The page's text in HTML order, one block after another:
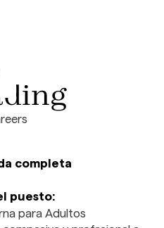
completa
puesto:
para Adultos